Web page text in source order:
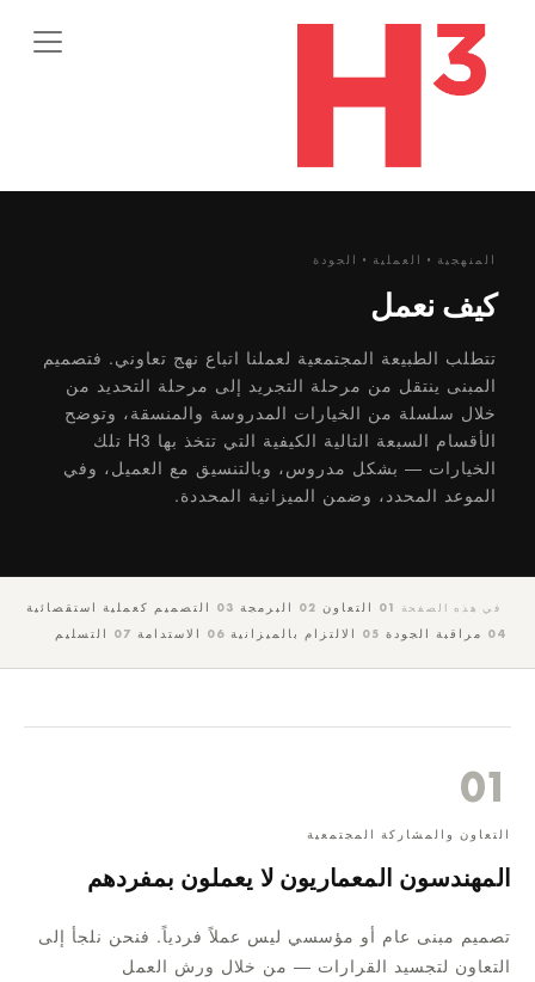
المنهجية · العملية · الجودة
كيف نعمل
تتطلب الطبيعة المجتمعية لعملنا اتباع نهج تعاوني. فتصميم
المبنى ينتقل من مرحلة التجريد إلى مرحلة التحديد من
خلال سلسلة من الخيارات المدروسة والمنسقة، وتوضح
الأقسام السبعة التالية الكيفية التي تتخذ بها H3 تلك
الخيارات — بشكل مدروس، وبالتنسيق مع العميل، وفي
الموعد المحدد، وضمن الميزانية المحددة.
في هذه الصفحة 01 التعاون 02 البرمجة 03
التصميم كعملية استقصائية
04 مراقبة الجودة 05 الالتزام بالميزانية 06 الاستدامة 07 التسليم
01
التعاون والمشاركة المجتمعية
المهندسون المعماريون لا يعملون بمفردهم
تصميم مبنى عام أو مؤسسي ليس عملاً فردياً. فنحن نلجأ إلى
التعاون لتجسيد القرارات — من خلال ورش العمل